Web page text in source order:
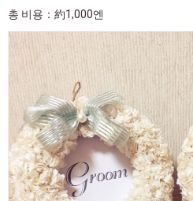
총 비용：約1,000엔